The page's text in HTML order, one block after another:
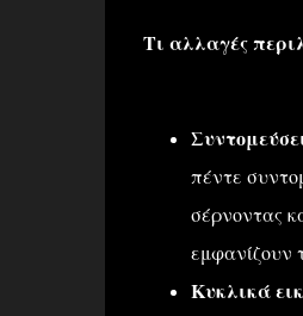
Τι αλλαγές
πέντε
σέρνοντας
εμφανίζουν
Κυκλικά